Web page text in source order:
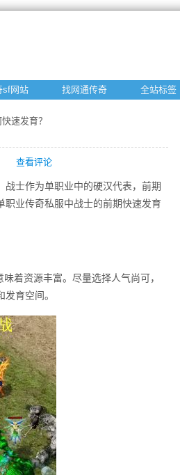
sf网站 找网通传奇 全站标签
速发育？
查看评论
士作为单职业中的硬汉代表，前期
职业传奇私服中战士的前期快速发育
着资源丰富。尽量选择人气尚可，
育空间。